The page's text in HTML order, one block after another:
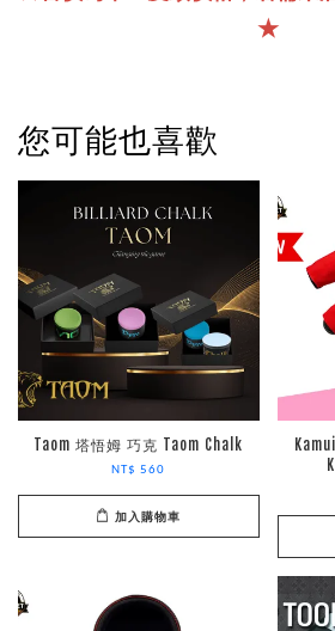
★
您可能也喜歡
Taom 塔悟姆 巧克 Taom Chalk
NT$ 560
加入購物車